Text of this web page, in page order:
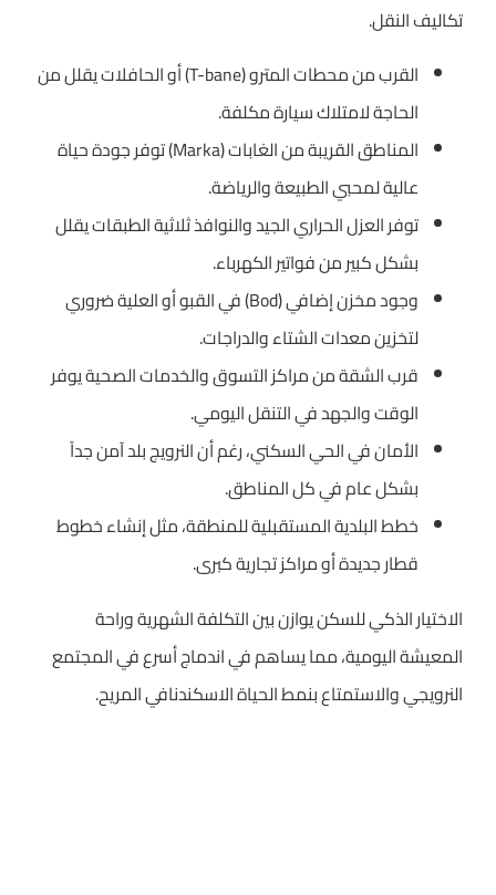
تكاليف النقل.
القرب من محطات المترو (T-bane) أو الحافلات يقلل من
الحاجة لامتلاك سيارة مكلفة.
المناطق القريبة من الغابات (Marka) توفر جودة حياة
عالية لمحبي الطبيعة والرياضة.
توفر العزل الحراري الجيد والنوافذ ثلاثية الطبقات يقلل
بشكل كبير من فواتير الكهرباء.
وجود مخزن إضافي (Bod) في القبو أو العلية ضروري
لتخزين معدات الشتاء والدراجات.
قرب الشقة من مراكز التسوق والخدمات الصحية يوفر
الوقت والجهد في التنقل اليومي.
الأمان في الحي السكني، رغم أن النرويج بلد آمن جداً
بشكل عام في كل المناطق.
خطط البلدية المستقبلية للمنطقة، مثل إنشاء خطوط
قطار جديدة أو مراكز تجارية كبرى.
الاختيار الذكي للسكن يوازن بين التكلفة الشهرية وراحة
المعيشة اليومية، مما يساهم في اندماج أسرع في المجتمع
النرويجي والاستمتاع بنمط الحياة الاسكندنافي المريح.